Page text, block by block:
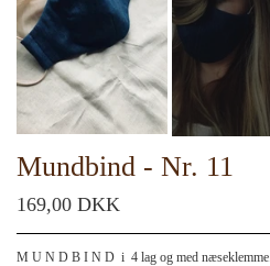
Mundbind - Nr. 11
169,00 DKK
M U N D B I N D i 4 lag og med næseklemme.